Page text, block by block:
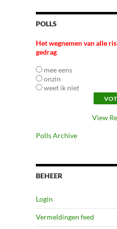
POLLS
Het wegnemen van alle
gedrag
mee eens
onzin
weet ik niet
View
Polls Archive
BEHEER
Login
Vermeldingen feed